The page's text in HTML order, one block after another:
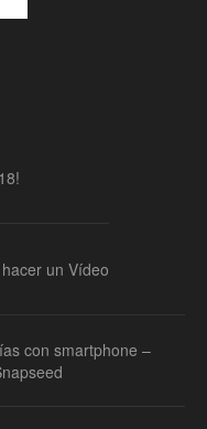
un Vídeo
con smartphone –